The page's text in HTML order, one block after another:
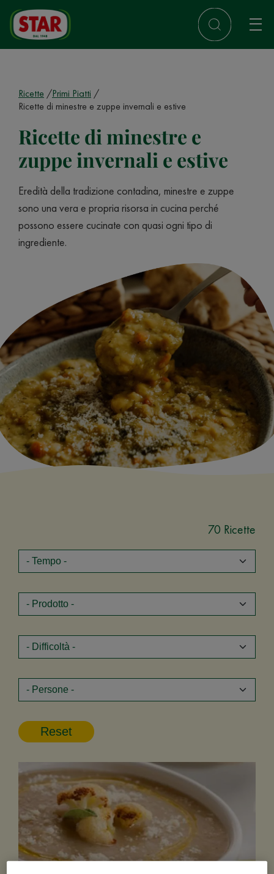
Ricette
Primi Piatti
Ricette di minestre e zuppe invernali e estive
Ricette di minestre e
zuppe invernali e estive
Eredità della tradizione contadina, minestre e zuppe
sono una vera e propria risorsa in cucina perché
possono essere cucinate con quasi ogni tipo di
ingrediente.
70 Ricette